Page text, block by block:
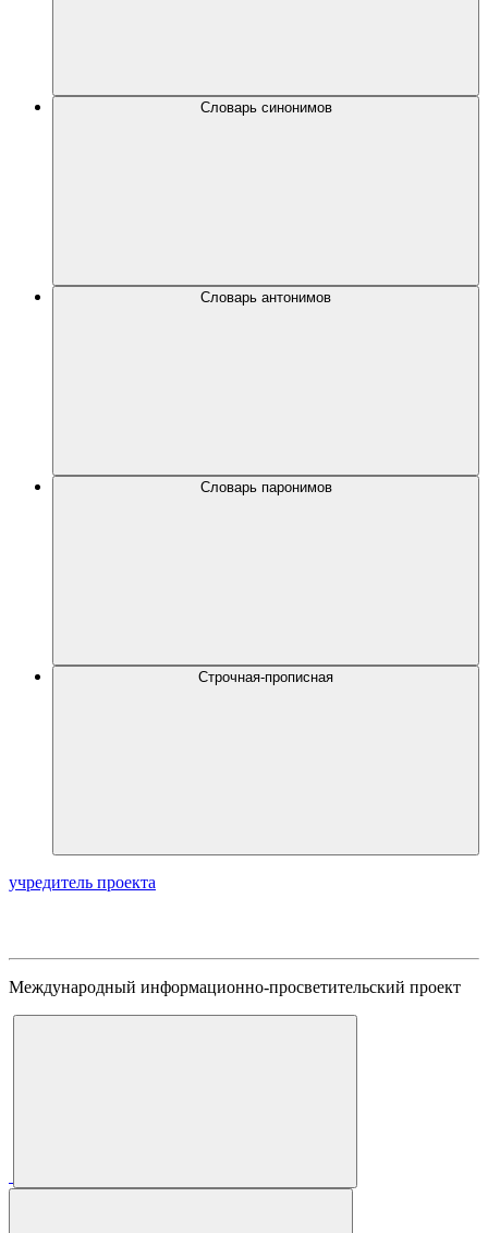
Словарь синонимов
Словарь антонимов
Словарь паронимов
Строчная-прописная
учредитель проекта
Международный информационно-просветительский проект